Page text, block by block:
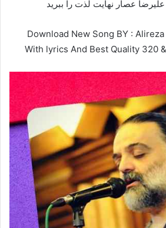
علیرضا عصار نهایت لذت را ببرید
Download New Song BY :
With lyrics And Best Quality 320